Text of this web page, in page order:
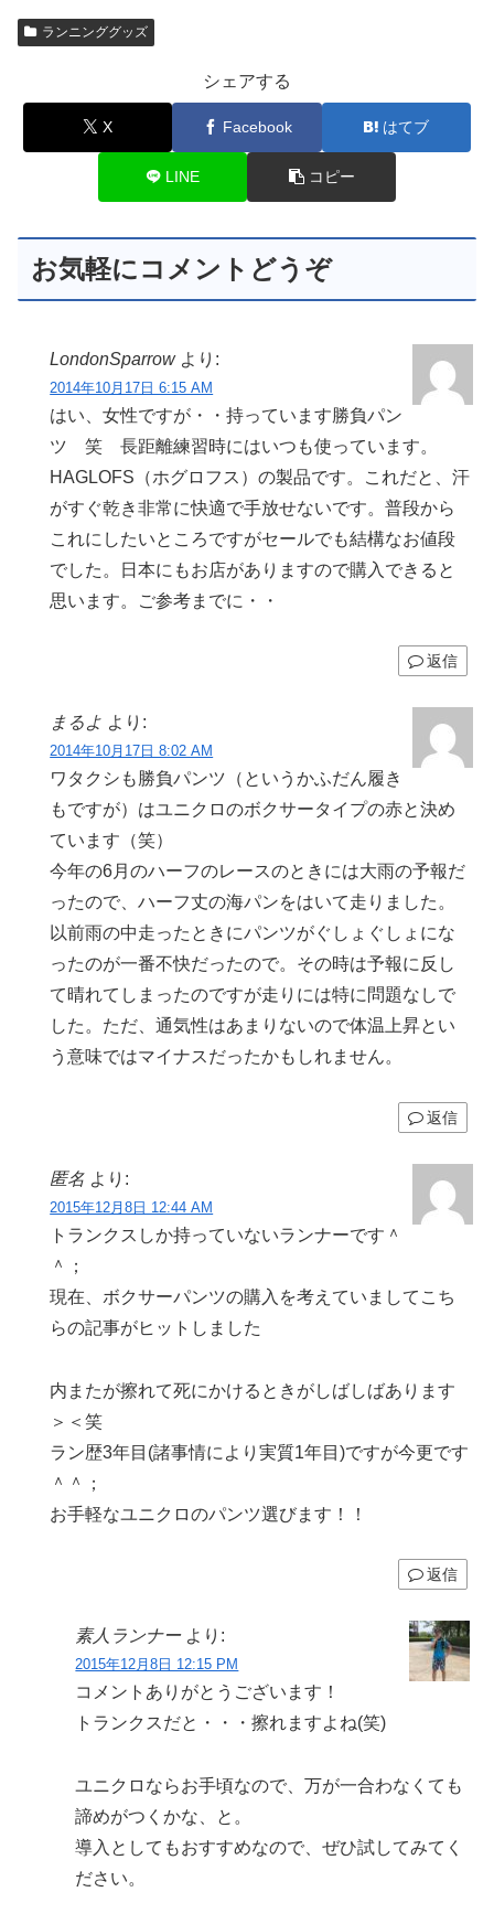
ランニンググッズ
シェアする
X Facebook はてブ
LINE コピー
お気軽にコメントどうぞ
LondonSparrow より:
2014年10月17日 6:15 AM
はい、女性ですが・・持っています勝負パン
ツ 笑 長距離練習時にはいつも使っています。
HAGLOFS（ホグロフス）の製品です。これだと、汗
がすぐ乾き非常に快適で手放せないです。普段から
これにしたいところですがセールでも結構なお値段
でした。日本にもお店がありますので購入できると
思います。ご参考までに・・
返信
まるよ より:
2014年10月17日 8:02 AM
ワタクシも勝負パンツ（というかふだん履き
もですが）はユニクロのボクサータイプの赤と決め
ています（笑）
今年の6月のハーフのレースのときには大雨の予報だ
ったので、ハーフ丈の海パンをはいて走りました。
以前雨の中走ったときにパンツがぐしょぐしょにな
ったのが一番不快だったので。その時は予報に反し
て晴れてしまったのですが走りには特に問題なしで
した。ただ、通気性はあまりないので体温上昇とい
う意味ではマイナスだったかもしれません。
返信
匿名 より:
2015年12月8日 12:44 AM
トランクスしか持っていないランナーです＾
＾；
現在、ボクサーパンツの購入を考えていましてこち
らの記事がヒットしました
内またが擦れて死にかけるときがしばしばあります
＞＜笑
ラン歴3年目(諸事情により実質1年目)ですが今更です
＾＾；
お手軽なユニクロのパンツ選びます！！
返信
素人ランナー より:
2015年12月8日 12:15 PM
コメントありがとうございます！
トランクスだと・・・擦れますよね(笑)
ユニクロならお手頃なので、万が一合わなくても
諦めがつくかな、と。
導入としてもおすすめなので、ぜひ試してみてく
ださい。